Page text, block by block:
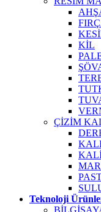
KİL
ÇİZİM
Teknoloji